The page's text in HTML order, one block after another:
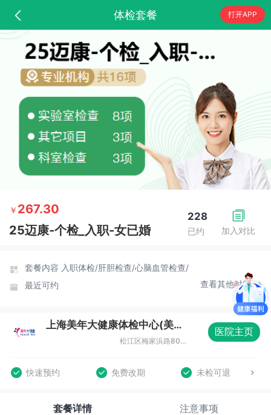
体检套餐 打开APP
加入对比
228
已约
￥ 267.30
25迈康-个检_入职-女已婚
套餐内容 入职体检/肝胆检查/心脑血管检查/
最近可约
查看其他时间
上海美年大健康体检中心(美涛分院)
松江区梅家浜路800弄双高广场2-9号
医院主页
快速预约 免费改期 未检可退
套餐详情 注意事项